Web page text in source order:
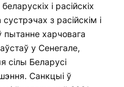
і расійскіх
з расійскім і
пытанне харчовага
у Сенегале,
сілы Беларусі
Санкцыі ў